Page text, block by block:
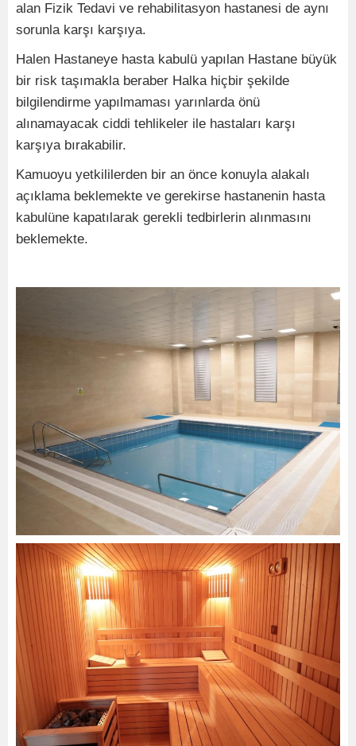
alan Fizik Tedavi ve rehabilitasyon hastanesi de aynı
sorunla karşı karşıya.
Halen Hastaneye hasta kabulü yapılan Hastane büyük
bir risk taşımakla beraber Halka hiçbir şekilde
bilgilendirme yapılmaması yarınlarda önü
alınamayacak ciddi tehlikeler ile hastaları karşı
karşıya bırakabilir.
Kamuoyu yetkililerden bir an önce konuyla alakalı
açıklama beklemekte ve gerekirse hastanenin hasta
kabulüne kapatılarak gerekli tedbirlerin alınmasını
beklemekte.